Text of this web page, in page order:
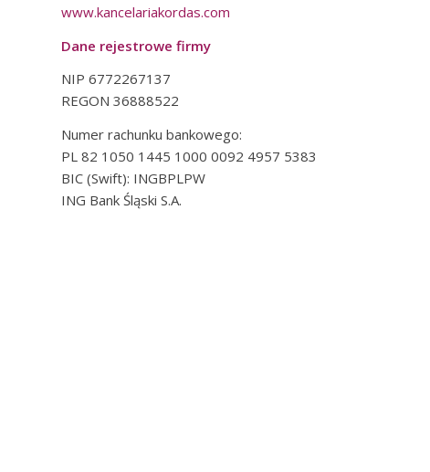
www.kancelariakordas.com
Dane rejestrowe firmy
NIP 6772267137
REGON 36888522
Numer rachunku bankowego:
PL 82 1050 1445 1000 0092 4957 5383
BIC (Swift): INGBPLPW
ING Bank Śląski S.A.